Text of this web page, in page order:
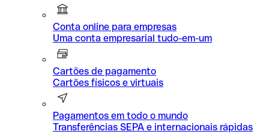
Conta online para empresas
Uma conta empresarial tudo-em-um
Cartões de pagamento
Cartões físicos e virtuais
Pagamentos em todo o mundo
Transferências SEPA e internacionais rápidas